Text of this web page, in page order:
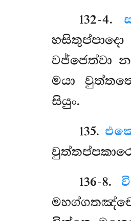
132-4.
වජ්ජෙත්වා
මයා
සියුං.
135.
136-8.